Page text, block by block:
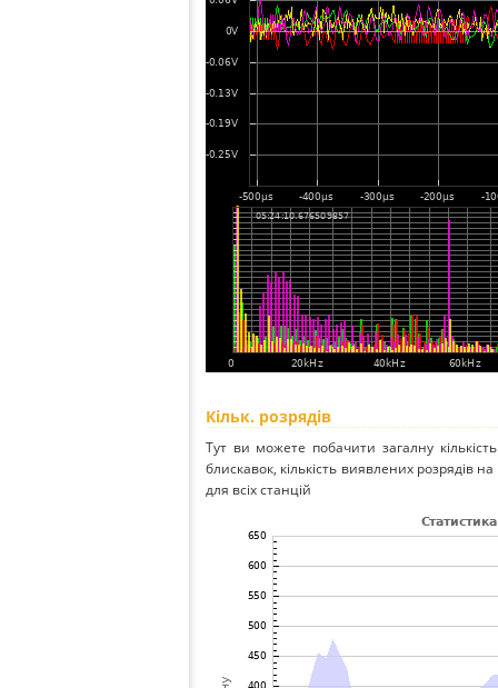
Кільк. розрядів
Тут ви можете побачити загалну
блискавок, кількість виявлених розрядів на
для всіх станцій